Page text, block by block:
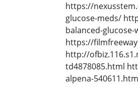
https://
glucose-meds/
balanced-
https://
http://
td4878085.html
alpena-